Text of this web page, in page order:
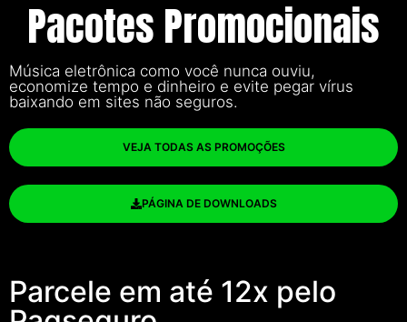
Pacotes Promocionais
Música eletrônica como você nunca ouviu,
economize tempo e dinheiro e evite pegar vírus
baixando em sites não seguros.
VEJA TODAS AS PROMOÇÕES
PÁGINA DE DOWNLOADS
Parcele em até 12x pelo